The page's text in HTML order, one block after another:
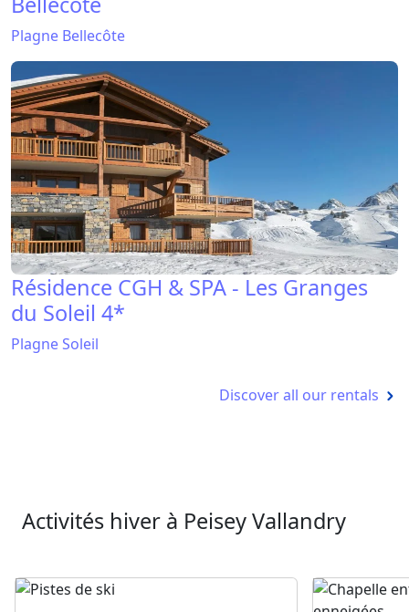
Plagne Bellecôte
Résidence CGH & SPA - Les Granges
du Soleil 4*
Plagne Soleil
Discover all our rentals
Activités hiver à Peisey Vallandry